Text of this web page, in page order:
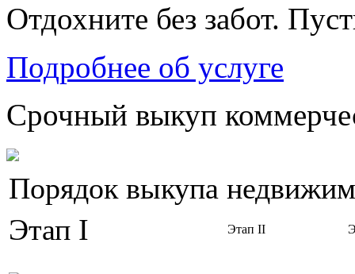
Отдохните без забот.
Подробнее об услуге
Срочный выкуп
Порядок выкупа
Этап I
Этап II